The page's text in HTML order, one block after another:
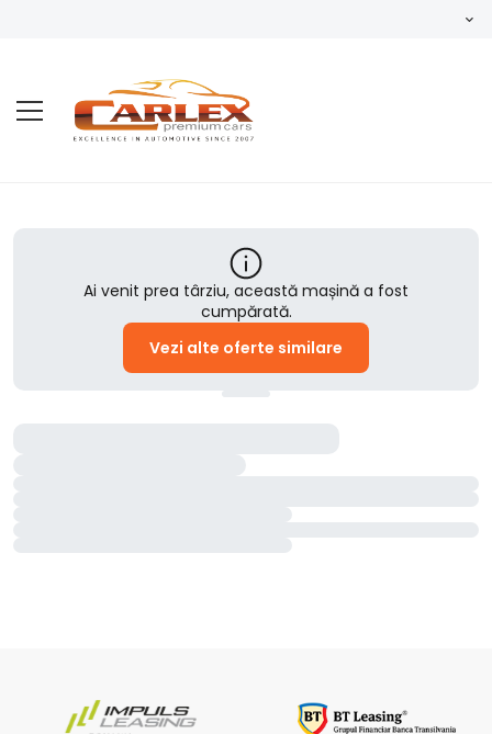
Ai venit prea târziu, această mașină a fost
cumpărată.
Vezi alte oferte similare